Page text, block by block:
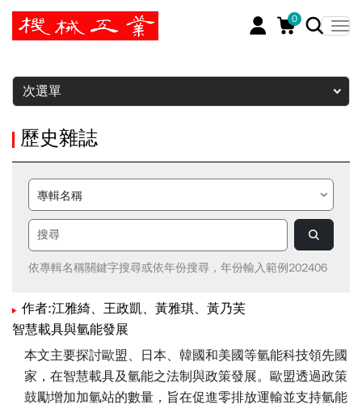
0
暫停
次選單
歷史雜誌
依專輯名稱關鍵字搜尋或依年份搜尋，年份輸入範例202406
作者:江雅綺、王政凱、黃雅琪、黃乃芙
智慧載具與氫能發展
本文主要探討歐盟、日本、韓國和美國等氫能科技領先國
家，在智慧載具及氫能之法制與政策發展。歐盟透過政策
鼓勵增加加氫站的數量，旨在促進零排放運輸並支持氫能